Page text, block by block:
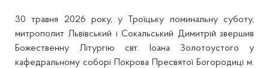
30 травня 2026 року, у Троїцьку поминальну суботу,
митрополит Львівський і Сокальський Димитрій звершив
Божественну Літургію свт. Іоана Золотоустого у
кафедральному соборі Покрова Пресвятої Богородиці м.